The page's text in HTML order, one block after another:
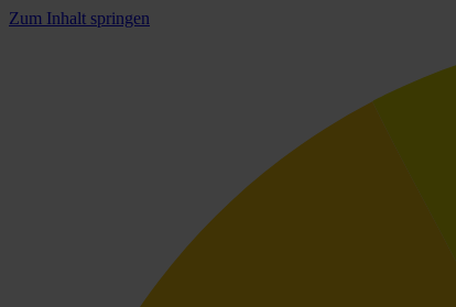
Zum Inhalt springen